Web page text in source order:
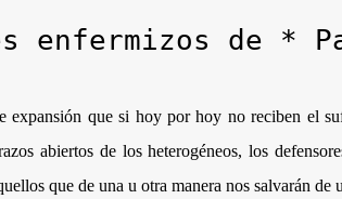
enfermizos de *
expansión que si hoy por hoy no reciben el
abiertos de los heterogéneos, los
que de una u otra manera nos salvarán de